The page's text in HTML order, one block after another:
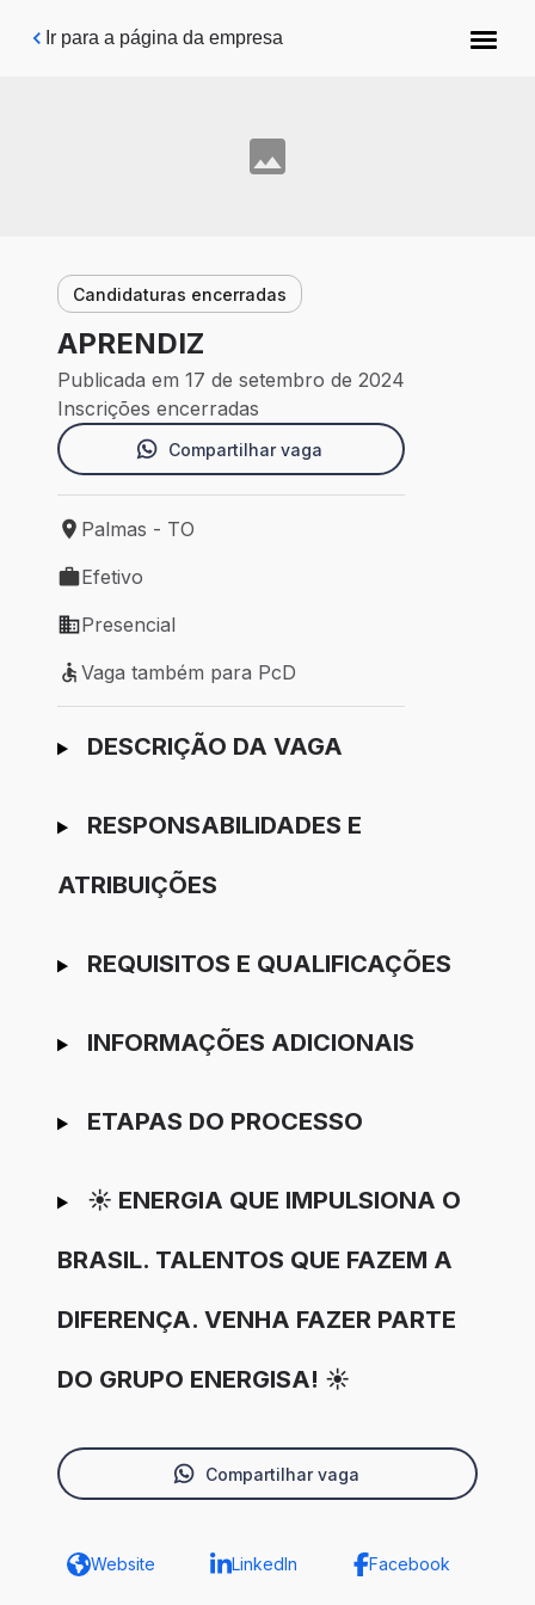
Pular para o conteúdo principal
Ir para a página da empresa
Candidaturas encerradas
APRENDIZ
Publicada em 17 de setembro de 2024
Inscrições encerradas
Compartilhar vaga
Local de trabalho: Palmas - TO
Palmas - TO
Tipo de vaga: Efetivo
Efetivo
Modelo de trabalho: Presencial
Presencial
Vaga também para PcD
Vaga também para PcD
Ir para candidatura
DESCRIÇÃO DA VAGA
RESPONSABILIDADES E
ATRIBUIÇÕES
REQUISITOS E QUALIFICAÇÕES
INFORMAÇÕES ADICIONAIS
ETAPAS DO PROCESSO
☀️ ENERGIA QUE IMPULSIONA O
BRASIL. TALENTOS QUE FAZEM A
DIFERENÇA. VENHA FAZER PARTE
DO GRUPO ENERGISA! ☀️
Compartilhar vaga
Website LinkedIn Facebook